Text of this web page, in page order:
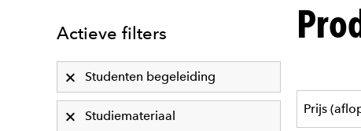
Actieve filters
Studenten begeleiding
Studiemateriaal